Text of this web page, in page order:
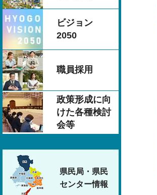
ビジョン
2050
職員採用
政策形成に向
けた各種検討
会等
県民局・県民
センター情報